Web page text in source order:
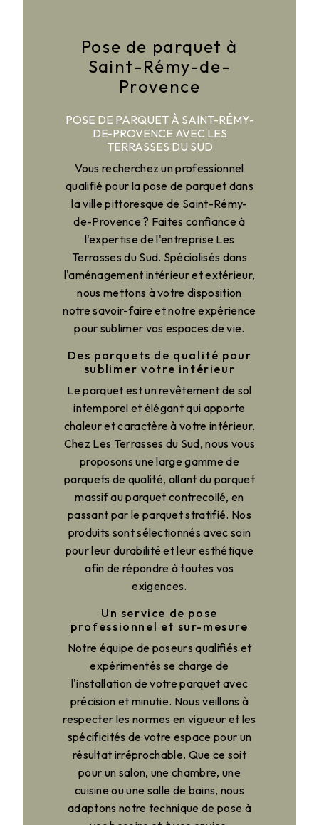
Pose de parquet à
Saint-Rémy-de-
Provence
POSE DE PARQUET À SAINT-RÉMY-
DE-PROVENCE AVEC LES
TERRASSES DU SUD
Vous recherchez un professionnel
qualifié pour la pose de parquet dans
la ville pittoresque de Saint-Rémy-
de-Provence ? Faites confiance à
l'expertise de l'entreprise Les
Terrasses du Sud. Spécialisés dans
l'aménagement intérieur et extérieur,
nous mettons à votre disposition
notre savoir-faire et notre expérience
pour sublimer vos espaces de vie.
Des parquets de qualité pour
sublimer votre intérieur
Le parquet est un revêtement de sol
intemporel et élégant qui apporte
chaleur et caractère à votre intérieur.
Chez Les Terrasses du Sud, nous vous
proposons une large gamme de
parquets de qualité, allant du parquet
massif au parquet contrecollé, en
passant par le parquet stratifié. Nos
produits sont sélectionnés avec soin
pour leur durabilité et leur esthétique
afin de répondre à toutes vos
exigences.
Un service de pose
professionnel et sur-mesure
Notre équipe de poseurs qualifiés et
expérimentés se charge de
l'installation de votre parquet avec
précision et minutie. Nous veillons à
respecter les normes en vigueur et les
spécificités de votre espace pour un
résultat irréprochable. Que ce soit
pour un salon, une chambre, une
cuisine ou une salle de bains, nous
adaptons notre technique de pose à